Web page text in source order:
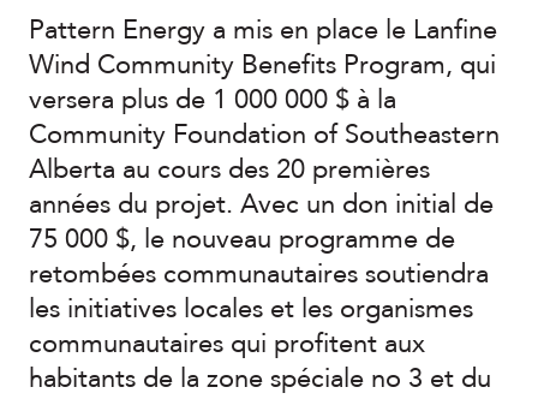
Pattern Energy a mis en place le Lanfine
Wind Community Benefits Program, qui
versera plus de 1 000 000 $ à la
Community Foundation of Southeastern
Alberta au cours des 20 premières
années du projet. Avec un don initial de
75 000 $, le nouveau programme de
retombées communautaires soutiendra
les initiatives locales et les organismes
communautaires qui profitent aux
habitants de la zone spéciale no 3 et du